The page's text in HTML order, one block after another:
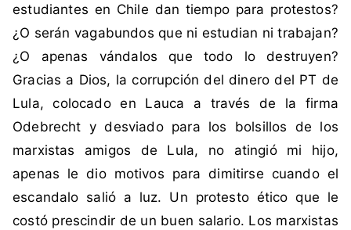
estudiantes en Chile dan tiempo para protestos?
¿O serán vagabundos que ni estudian ni trabajan?
¿O apenas vándalos que todo lo destruyen?
Gracias a Dios, la corrupción del dinero del PT de
Lula, colocado en Lauca a través de la firma
Odebrecht y desviado para los bolsillos de los
marxistas amigos de Lula, no atingió mi hijo,
apenas le dio motivos para dimitirse cuando el
escandalo salió a luz. Un protesto ético que le
costó prescindir de un buen salario. Los marxistas